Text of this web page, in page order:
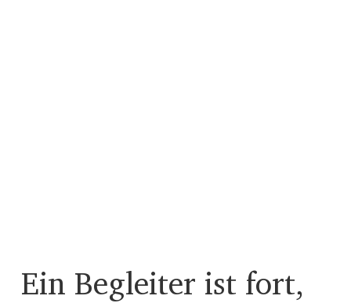
Ein Begleiter ist fort,